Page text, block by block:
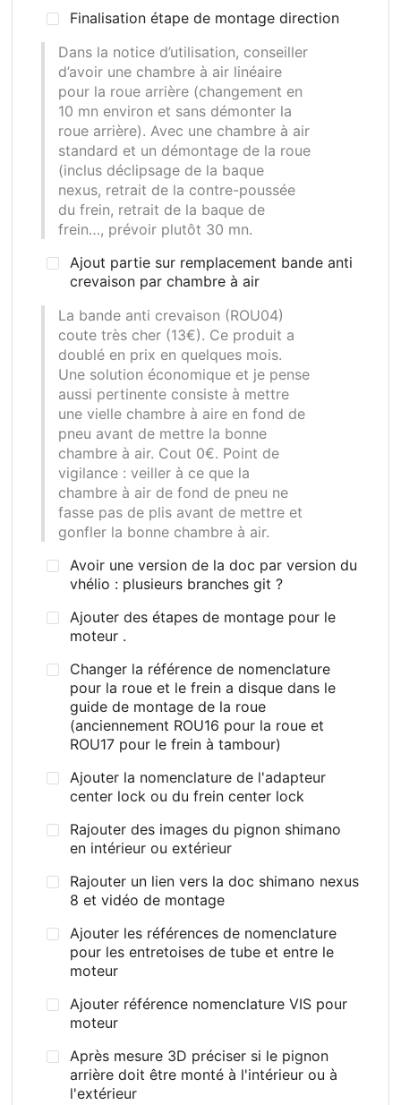
Finalisation étape de montage direction
Dans la notice d’utilisation, conseiller
d’avoir une chambre à air linéaire
pour la roue arrière (changement en
10 mn environ et sans démonter la
roue arrière). Avec une chambre à air
standard et un démontage de la roue
(inclus déclipsage de la baque
nexus, retrait de la contre-poussée
du frein, retrait de la baque de
frein…, prévoir plutôt 30 mn.
Ajout partie sur remplacement bande anti
crevaison par chambre à air
La bande anti crevaison (ROU04)
coute très cher (13€). Ce produit a
doublé en prix en quelques mois.
Une solution économique et je pense
aussi pertinente consiste à mettre
une vielle chambre à aire en fond de
pneu avant de mettre la bonne
chambre à air. Cout 0€. Point de
vigilance : veiller à ce que la
chambre à air de fond de pneu ne
fasse pas de plis avant de mettre et
gonfler la bonne chambre à air.
Avoir une version de la doc par version du
vhélio : plusieurs branches git ?
Ajouter des étapes de montage pour le
moteur .
Changer la référence de nomenclature
pour la roue et le frein a disque dans le
guide de montage de la roue
(anciennement ROU16 pour la roue et
ROU17 pour le frein à tambour)
Ajouter la nomenclature de l'adapteur
center lock ou du frein center lock
Rajouter des images du pignon shimano
en intérieur ou extérieur
Rajouter un lien vers la doc shimano nexus
8 et vidéo de montage
Ajouter les références de nomenclature
pour les entretoises de tube et entre le
moteur
Ajouter référence nomenclature VIS pour
moteur
Après mesure 3D préciser si le pignon
arrière doit être monté à l'intérieur ou à
l'extérieur